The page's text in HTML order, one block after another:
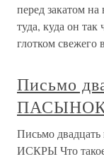
перед закатом
туда, куда он так
глотком свежего
Письмо
Письмо
ИСКРЫ Что